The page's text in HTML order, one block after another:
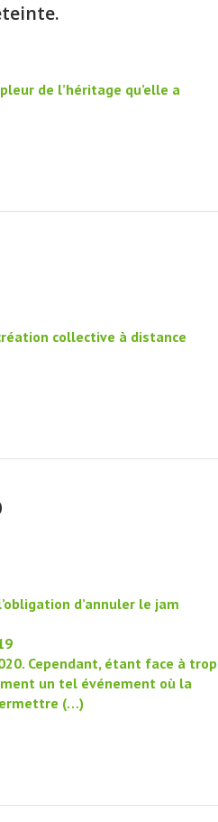
de l’héritage qu’elle a
collective à distance
d’annuler le jam
Cependant, étant face à trop
un tel événement où la
(…)